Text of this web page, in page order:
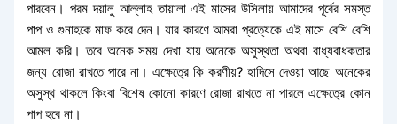
পারবেন। পরম দয়ালু আল্লাহ তায়ালা এই মাসের উসিলায় আমাদের পূর্বের সমস্ত
পাপ ও গুনাহকে মাফ করে দেন। যার কারণে আমরা প্রত্যেকে এই মাসে বেশি বেশি
আমল করি। তবে অনেক সময় দেখা যায় অনেকে অসুস্থতা অথবা বাধ্যবাধকতার
জন্য রোজা রাখতে পারে না। এক্ষেত্রে কি করণীয়? হাদিসে দেওয়া আছে অনেকের
অসুস্থ থাকলে কিংবা বিশেষ কোনো কারণে রোজা রাখতে না পারলে এক্ষেত্রে কোন
পাপ হবে না।